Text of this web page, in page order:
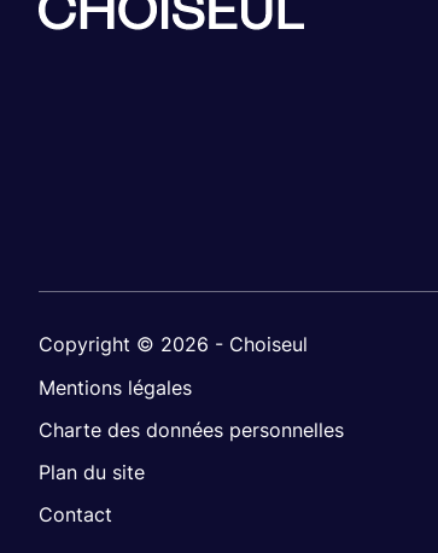
Copyright © 2026 - Choiseul
Mentions légales
Charte des données personnelles
Plan du site
Contact